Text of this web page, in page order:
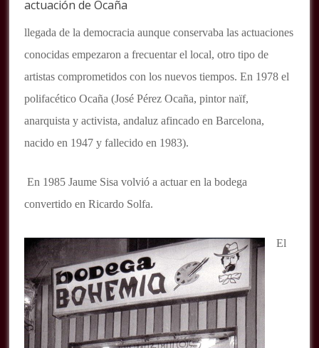
actuación de Ocaña
llegada de la democracia aunque conservaba las actuaciones
conocidas empezaron a frecuentar el local, otro tipo de
artistas comprometidos con los nuevos tiempos. En 1978 el
polifacético Ocaña (José Pérez Ocaña, pintor naïf,
anarquista y activista, andaluz afincado en Barcelona,
nacido en 1947 y fallecido en 1983).
En 1985 Jaume Sisa volvió a actuar en la bodega
convertido en Ricardo Solfa.
El